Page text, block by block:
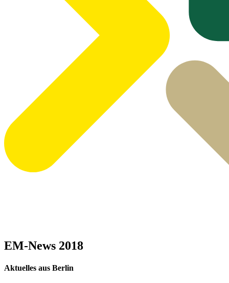
EM-News 2018
Aktuelles aus Berlin